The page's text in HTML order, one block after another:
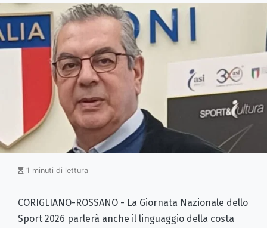
1 minuti di lettura
CORIGLIANO-ROSSANO - La Giornata Nazionale dello
Sport 2026 parlerà anche il linguaggio della costa